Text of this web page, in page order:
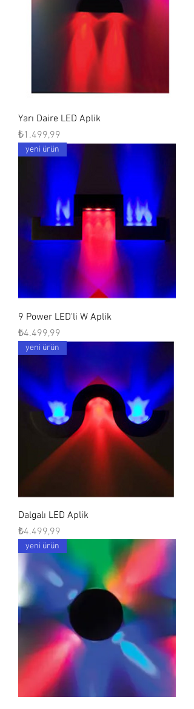
Yarı Daire LED Aplik
Fiyat
₺1.499,99
yeni ürün
9 Power LED'li W Aplik
Fiyat
₺4.499,99
yeni ürün
Dalgalı LED Aplik
Fiyat
₺4.499,99
yeni ürün